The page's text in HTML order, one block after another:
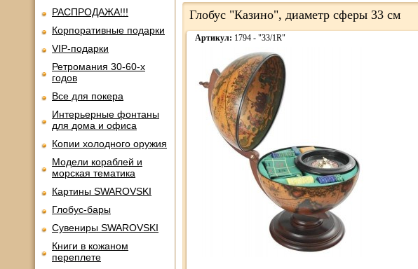
РАСПРОДАЖА!!!
Корпоративные подарки
VIP-подарки
Ретромания 30-60-х
годов
Все для покера
Интерьерные фонтаны
для дома и офиса
Копии холодного оружия
Модели кораблей и
морская тематика
Картины SWAROVSKI
Глобус-бары
Сувениры SWAROVSKI
Книги в кожаном
переплете
Глобус "Казино", диаметр сферы 33 см
Артикул: 1794 - "33/1R"